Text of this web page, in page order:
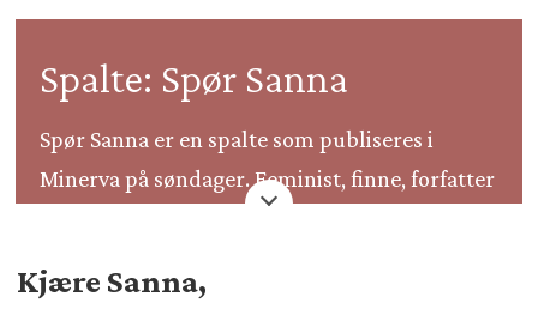
Spalte: Spør Sanna
Spør Sanna er en spalte som publiseres i
Minerva på søndager. Feminist, finne, forfatter
kjærlighet.
Kjære Sanna,